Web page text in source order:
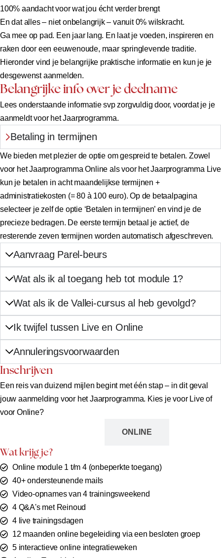
100% aandacht voor wat jou écht verder brengt
En dat alles – niet onbelangrijk – vanuit 0% wilskracht.
Ga mee op pad. Een jaar lang. En laat je voeden, inspireren en
raken door een eeuwenoude, maar springlevende traditie.
Hieronder vind je belangrijke praktische informatie en kun je je
desgewenst aanmelden.
Belangrijke info over je deelname
Lees onderstaande informatie svp zorgvuldig door, voordat je je
aanmeldt voor het Jaarprogramma.
Betaling in termijnen
We bieden met plezier de optie om gespreid te betalen. Zowel
voor het Jaarprogramma Online als voor het Jaarprogramma Live
kun je betalen in acht maandelijkse termijnen +
administratiekosten (= 80 à 100 euro). Op de betaalpagina
selecteer je zelf de optie ‘Betalen in termijnen’ en vind je de
precieze bedragen. De eerste termijn betaal je actief, de
resterende zeven termijnen worden automatisch afgeschreven.
Aanvraag Parel-beurs
Wat als ik al toegang heb tot module 1?
Wat als ik de Vallei-cursus al heb gevolgd?
Ik twijfel tussen Live en Online
Annuleringsvoorwaarden
Inschrijven
Een reis van duizend mijlen begint met één stap – in dit geval
jouw aanmelding voor het Jaarprogramma. Kies je voor Live of
voor Online?
ONLINE
Wat krijg je?
Online module 1 t/m 4 (onbeperkte toegang)
40+ ondersteunende mails
Video-opnames van 4 trainingsweekend
4 Q&A's met Reinoud
4 live trainingsdagen
12 maanden online begeleiding via een besloten groep
5 interactieve online integratieweken